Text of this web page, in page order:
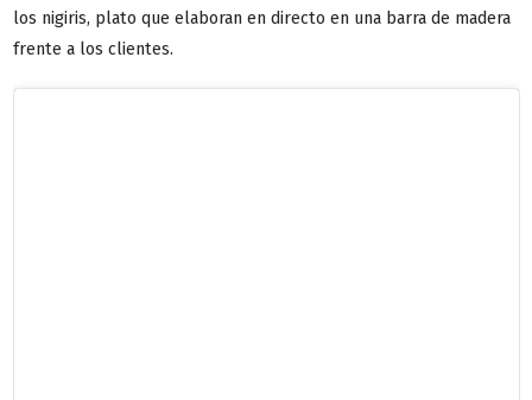
los nigiris, plato que elaboran en directo en una barra de madera
frente a los clientes.